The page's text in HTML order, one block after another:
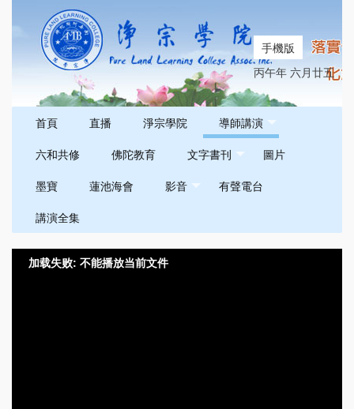
手機版
丙午年 六月廿五
首頁 直播 淨宗學院
導師講演
六和共修
佛陀教育 文字書刊
圖片
墨寶
蓮池海會 影音
有聲電台
講演全集
加载失败: 不能播放当前文件